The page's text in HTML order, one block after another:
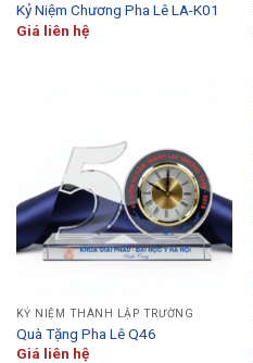
Kỷ Niệm Chương Pha Lê LA-K01
Giá liên hệ
KỶ NIỆM THÀNH LẬP TRƯỜNG
Quà Tặng Pha Lê Q46
Giá liên hệ